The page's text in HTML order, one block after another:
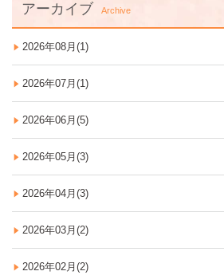
アーカイブ Archive
2026年08月(1)
2026年07月(1)
2026年06月(5)
2026年05月(3)
2026年04月(3)
2026年03月(2)
2026年02月(2)